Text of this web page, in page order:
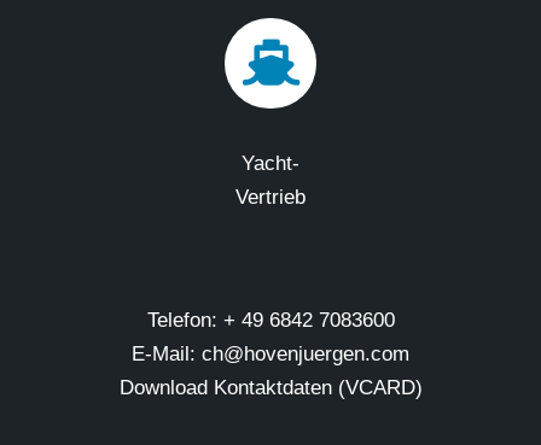
Yacht-
Vertrieb
Telefon: + 49 6842 7083600
E-Mail: ch@hovenjuergen.com
Download Kontaktdaten (VCARD)